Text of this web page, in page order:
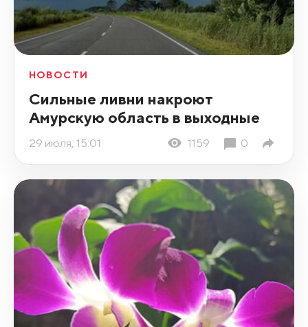
НОВОСТИ
Сильные ливни накроют
Амурскую область в выходные
29 июля, 15:01 1159 0